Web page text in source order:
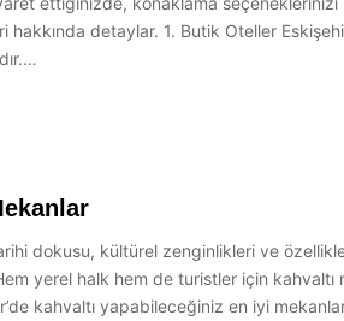
detaylar. 1. Butik Oteller
dokusu, kültürel zenginlikleri ve
yerel halk hem de turistler için
kahvaltı yapabileceğiniz en iyi